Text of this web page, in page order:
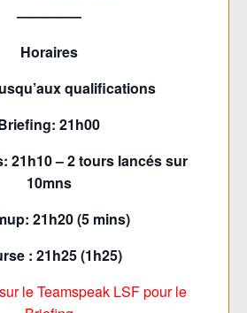
————–
Horaires
qualifications
21h00
21h10 – 2 tours lancés sur
10mns
21h20 (5 mins)
: 21h25 (1h25)
le Teamspeak LSF pour le